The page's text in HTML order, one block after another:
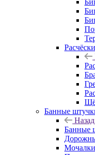
Расчёски
Банные
Назад
Банные
Мочалки